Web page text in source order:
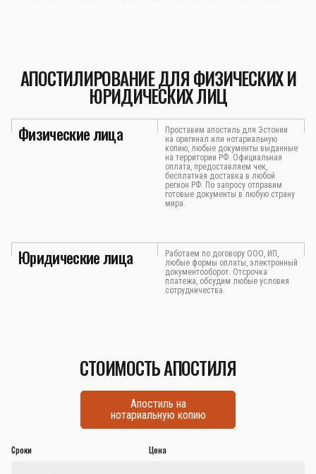
АПОСТИЛИРОВАНИЕ ДЛЯ ФИЗИЧЕСКИХ И
ЮРИДИЧЕСКИХ ЛИЦ
Физические лица
Проставим апостиль для Эстонии
на оригинал или нотариальную
копию, любые документы выданные
на территории РФ. Официальная
оплата, предоставляем чек,
бесплатная доставка в любой
регион РФ. По запросу отправим
готовые документы в любую страну
мира.
Юридические лица
Работаем по договору ООО, ИП,
любые формы оплаты, электронный
документооборот. Отсрочка
платежа, обсудим любые условия
сотрудничества.
СТОИМОСТЬ АПОСТИЛЯ
Апостиль на
нотариальную копию
Сроки Цена